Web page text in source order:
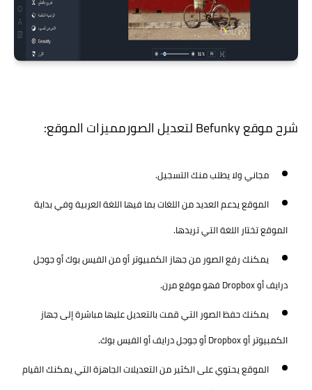
شرح موقع Befunky لتعديل الصورمميزات الموقع:
مجاني ولا يطلب منك التسجيل.
الموقع يدعم العديد من اللغات بما فيها اللغة العربية وفي بداية
الموقع تختار اللغة التي تريدها.
يمكنك رفع الصور من جهاز الكمبيوتر أو من الفيس بوك أو جوجل
درايف أو Dropbox فهو موقع مرن.
يمكنك حفظ الصور التي قمت بالتعديل عليها مباشرة إلى جهاز
الكمبيوتر أو Dropbox أو جوجل درايف أو الفيس بوك.
الموقع يحتوي على الكثير من التعديلات الجاهزة التي يمكنك القيام